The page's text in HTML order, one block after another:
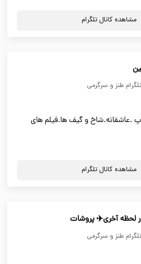
مشاهده کانال تلگرام
طنز و سرگرمی
و گیف ها.فیلم های
مشاهده کانال تلگرام
لحظه آخری✈️ پروشات
طنز و سرگرمی